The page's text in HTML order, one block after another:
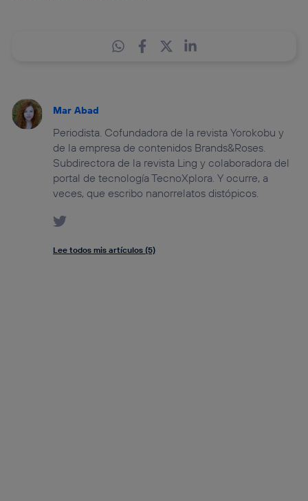
Mar Abad
Periodista. Cofundadora de la revista Yorokobu y
de la empresa de contenidos Brands&Roses.
Subdirectora de la revista Ling y colaboradora del
portal de tecnología TecnoXplora. Y ocurre, a
veces, que escribo nanorrelatos distópicos.
Lee todos mis artículos (5)